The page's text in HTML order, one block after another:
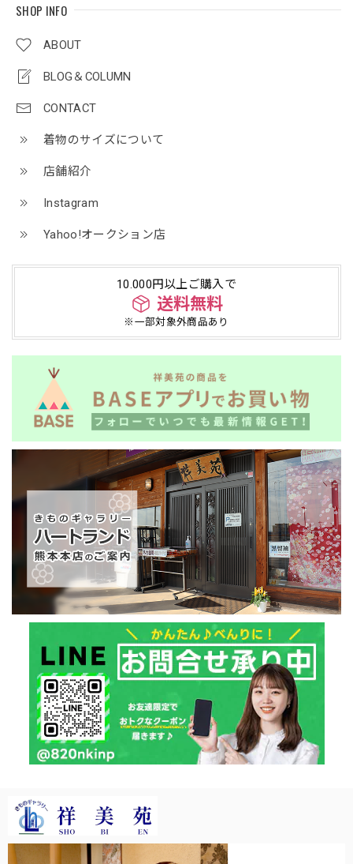
SHOP INFO
ABOUT
BLOG＆COLUMN
CONTACT
着物のサイズについて
店舗紹介
Instagram
Yahoo!オークション店
10.000円以上ご購入で
送料無料
※一部対象外商品あり